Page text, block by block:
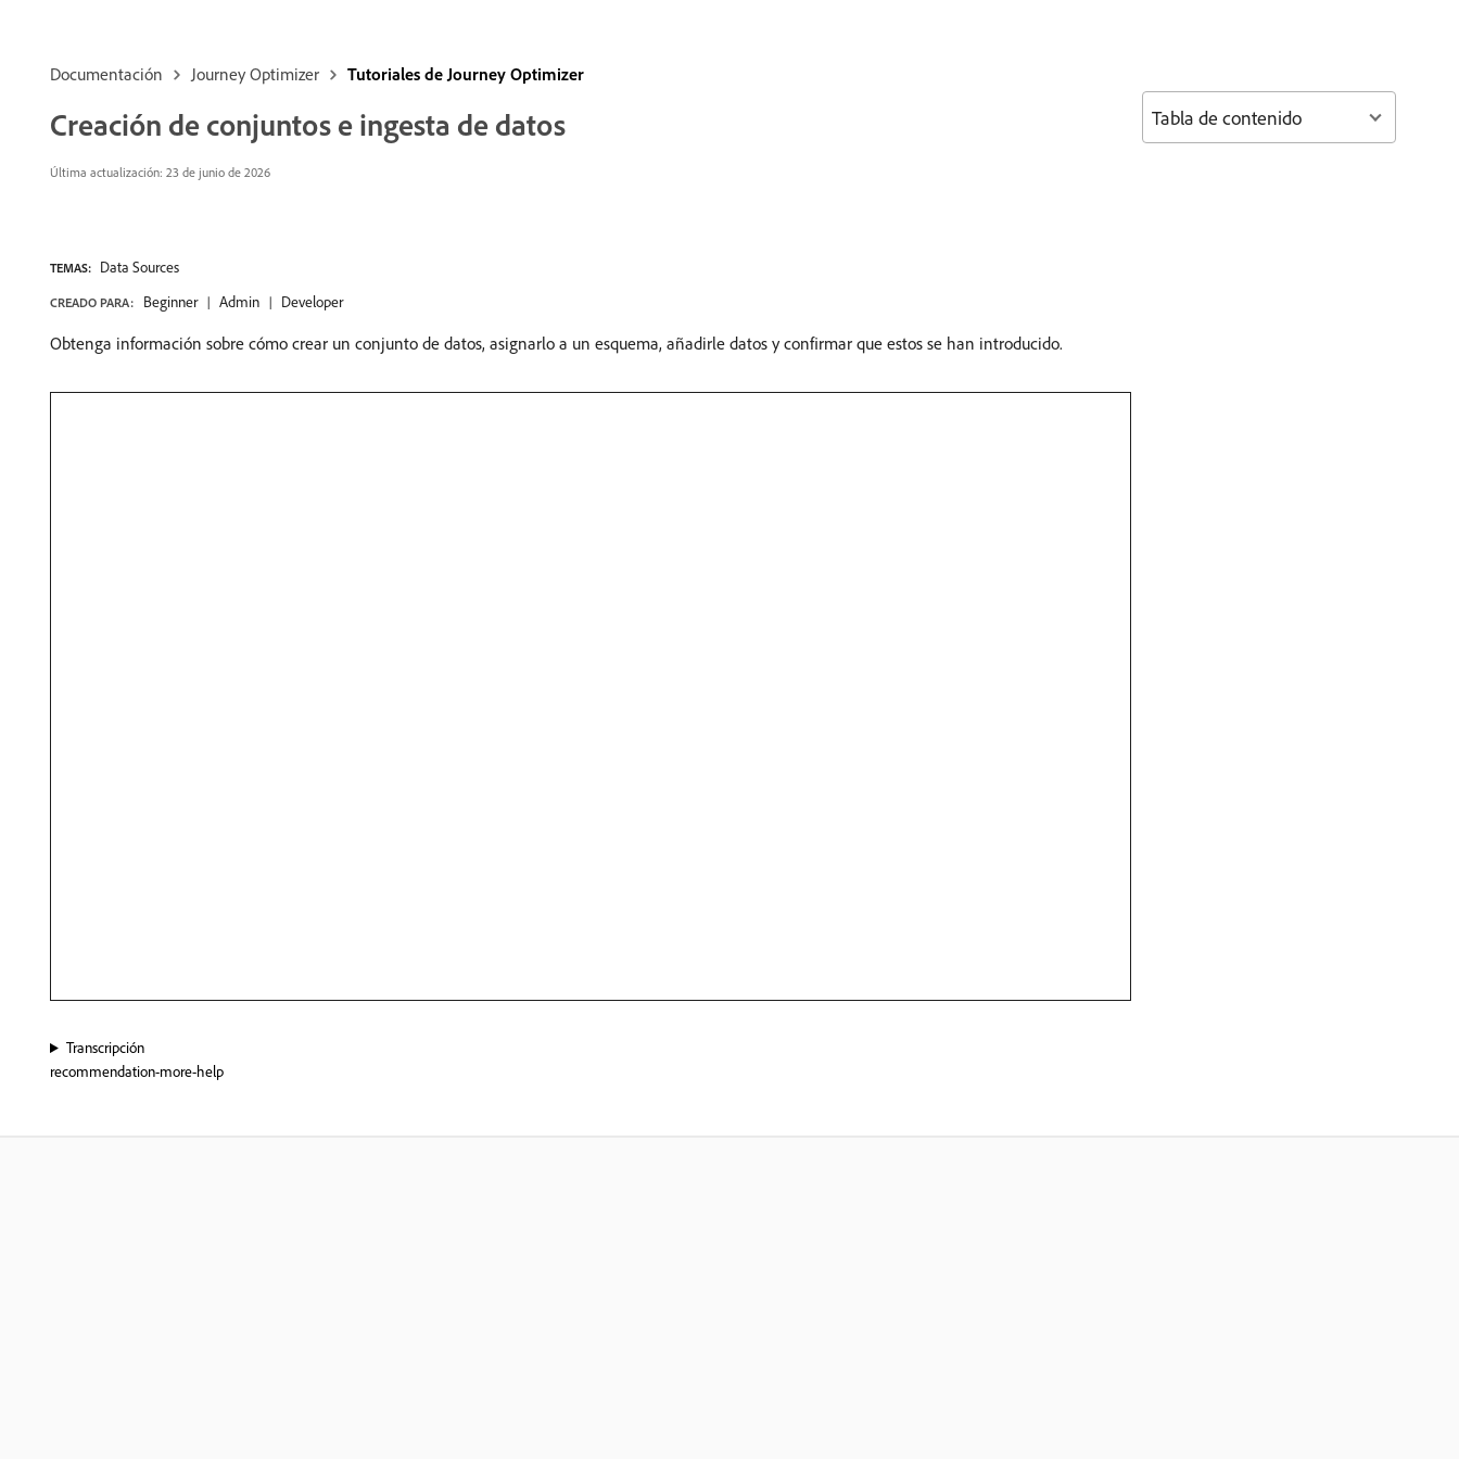
Documentación Journey Optimizer Tutoriales de Journey Optimizer
Creación de conjuntos e ingesta de datos
Última actualización: 23 de junio de 2026
TEMAS: Data Sources
CREADO PARA: Beginner Admin Developer
Obtenga información sobre cómo crear un conjunto de datos, asignarlo a un esquema, añadirle datos y confirmar que estos se han introducido.
Transcripción
recommendation-more-help
Tabla de contenido